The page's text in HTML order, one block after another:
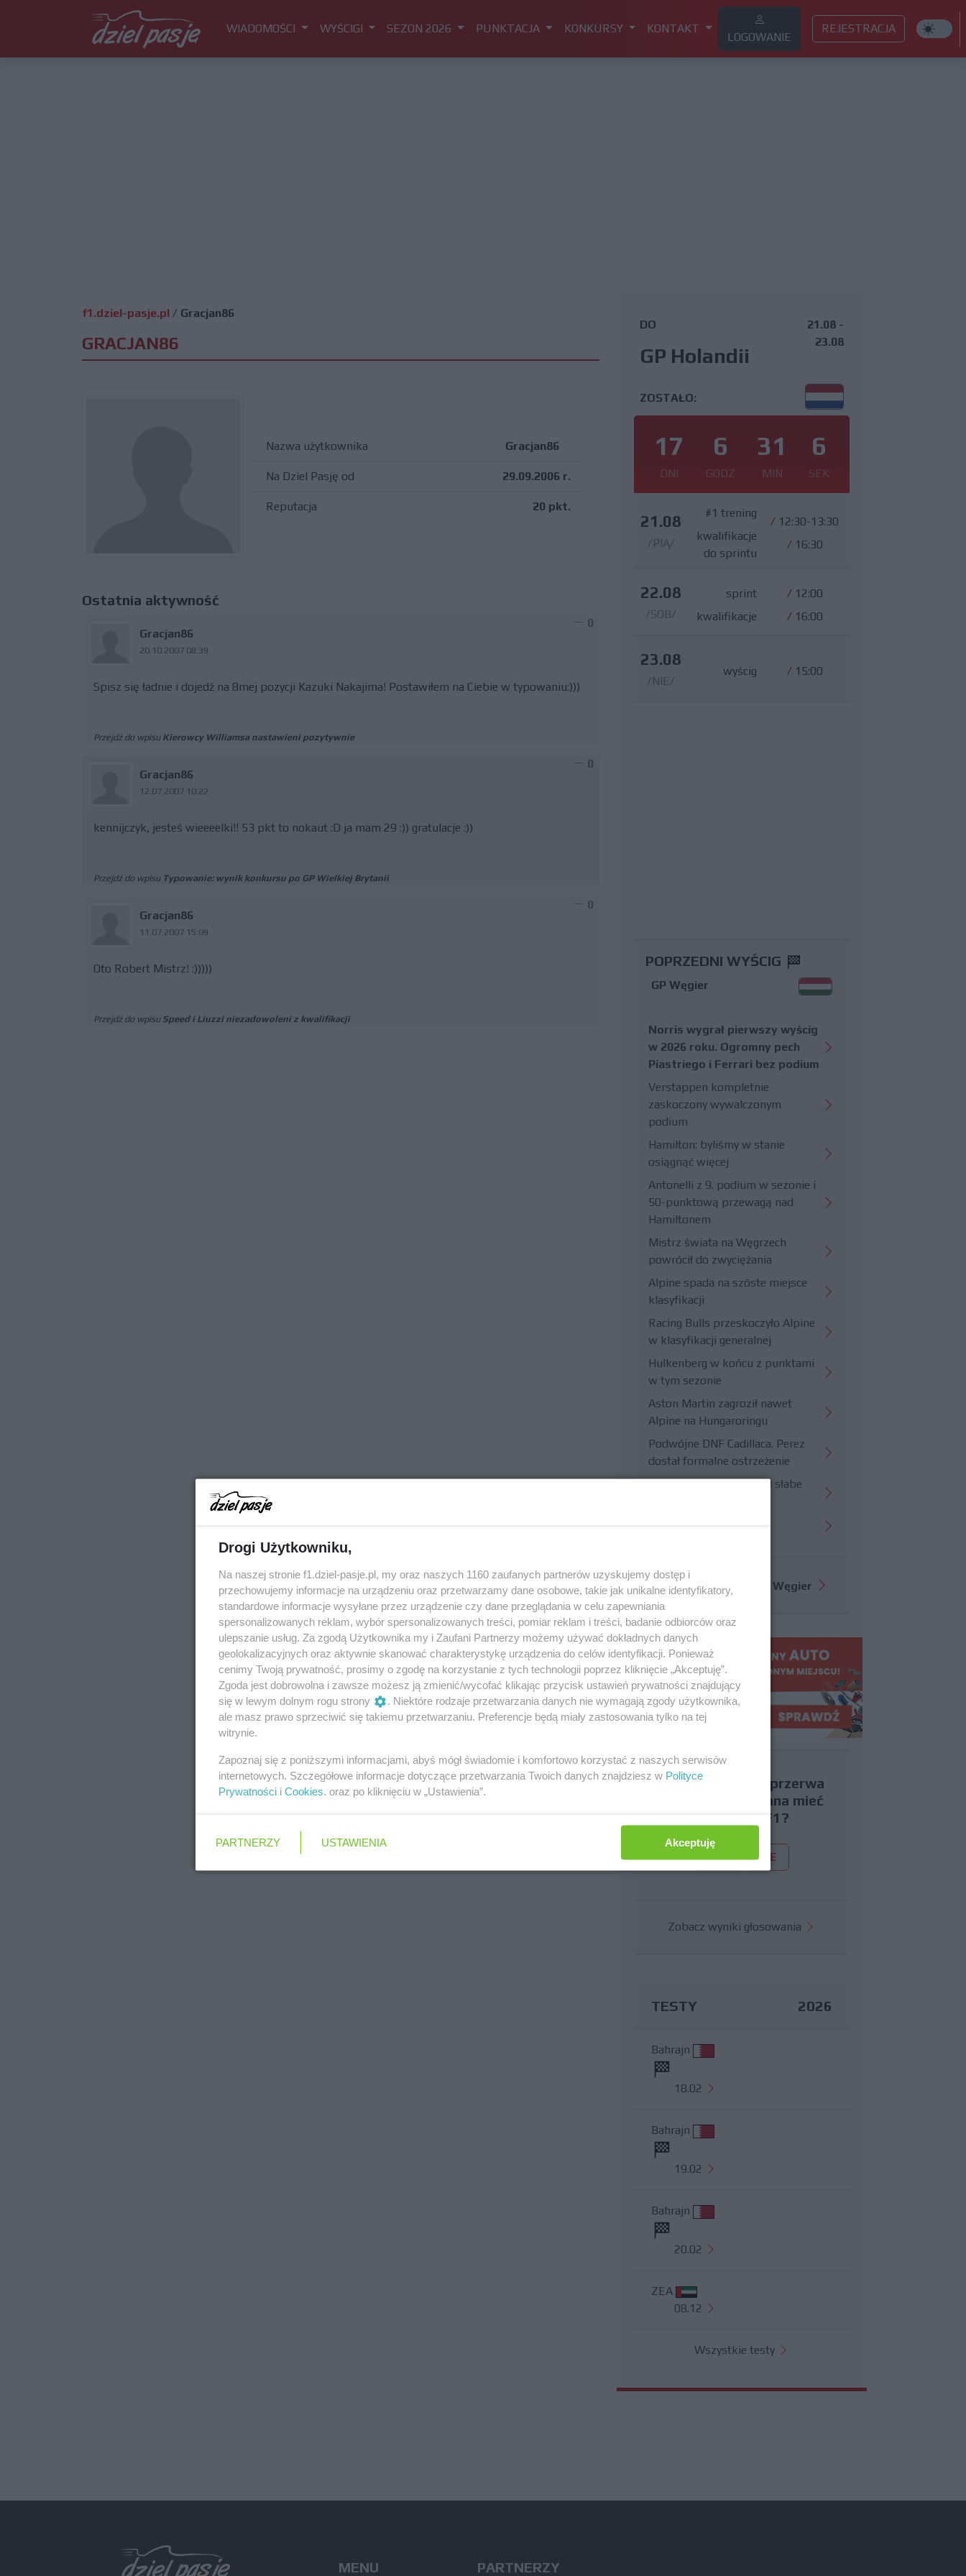
WIADOMOŚCI WYŚCIGI SEZON 2026 PUNKTACJA KONKURSY KONTAKT
LOGOWANIE
REJESTRACJA
f1.dziel-pasje.pl / Gracjan86
GRACJAN86
Nazwa użytkownika Gracjan86
Na Dziel Pasję od 29.09.2006 r.
Reputacja 20 pkt.
Ostatnia aktywność
Gracjan86
20.10.2007 08:39
0
Spisz się ładnie i dojedź na 8mej pozycji Kazuki Nakajima! Postawiłem na Ciebie w typowaniu:)))
Przejdź do wpisu Kierowcy Williamsa nastawieni pozytywnie
Gracjan86
12.07.2007 10:22
0
kennijczyk, jesteś wieeeelki!! 53 pkt to nokaut :D ja mam 29 :)) gratulacje :))
Przejdź do wpisu Typowanie: wynik konkursu po GP Wielkiej Brytanii
Gracjan86
11.07.2007 15:09
0
Oto Robert Mistrz! :)))))
Przejdź do wpisu Speed i Liuzzi niezadowoleni z kwalifikacji
DO
GP Holandii
21.08 -
23.08
ZOSTAŁO:
17
DNI
6
GODZ
31
MIN
6
SEK
21.08
/PIĄ/
#1 trening
kwalifikacje
do sprintu
/ 12:30-13:30
/ 16:30
22.08
/SOB/
sprint
kwalifikacje
/ 12:00
/ 16:00
23.08
/NIE/
wyścig / 15:00
POPRZEDNI WYŚCIG
GP Węgier
Norris wygrał pierwszy wyścig
w 2026 roku. Ogromny pech
Piastriego i Ferrari bez podium
Verstappen kompletnie
zaskoczony wywalczonym
podium
Hamilton: byliśmy w stanie
osiągnąć więcej
Antonelli z 9. podium w sezonie i
50-punktową przewagą nad
Hamiltonem
Mistrz świata na Węgrzech
powrócił do zwyciężania
Alpine spada na szóste miejsce
klasyfikacji
Racing Bulls przeskoczyło Alpine
w klasyfikacji generalnej
Hulkenberg w końcu z punktami
w tym sezonie
Aston Martin zagroził nawet
Alpine na Hungaroringu
Podwójne DNF Cadillaca. Perez
dostał formalne ostrzeżenie
Hungaroring potwierdził słabe
Więcej informacji o GP Węgier
Czy uważasz, że przerwa
wakacyjna powinna mieć
miejsce w F1?
TAK NIE
Zobacz wyniki głosowania
TESTY 2026
Bahrajn
18.02
Bahrajn
19.02
Bahrajn
20.02
ZEA
08.12
Wszystkie testy
MENU PARTNERZY
Drogi Użytkowniku,
Na naszej stronie f1.dziel-pasje.pl, my oraz naszych 1160 zaufanych partnerów uzyskujemy dostęp i
przechowujemy informacje na urządzeniu oraz przetwarzamy dane osobowe, takie jak unikalne identyfikatory,
standardowe informacje wysyłane przez urządzenie czy dane przeglądania w celu zapewniania
spersonalizowanych reklam, wybór spersonalizowanych treści, pomiar reklam i treści, badanie odbiorców oraz
ulepszanie usług. Za zgodą Użytkownika my i Zaufani Partnerzy możemy używać dokładnych danych
geolokalizacyjnych oraz aktywnie skanować charakterystykę urządzenia do celów identyfikacji. Ponieważ
cenimy Twoją prywatność, prosimy o zgodę na korzystanie z tych technologii poprzez kliknięcie „Akceptuję”.
Zgoda jest dobrowolna i zawsze możesz ją zmienić/wycofać klikając przycisk ustawień prywatności znajdujący
się w lewym dolnym rogu strony
. Niektóre rodzaje przetwarzania danych nie wymagają zgody użytkownika,
ale masz prawo sprzeciwić się takiemu przetwarzaniu. Preferencje będą miały zastosowania tylko na tej
witrynie.
Zapoznaj się z poniższymi informacjami, abyś mógł świadomie i komfortowo korzystać z naszych serwisów
internetowych. Szczegółowe informacje dotyczące przetwarzania Twoich danych znajdziesz w Polityce
Prywatności i Cookies. oraz po kliknięciu w „Ustawienia”.
PARTNERZY USTAWIENIA Akceptuję